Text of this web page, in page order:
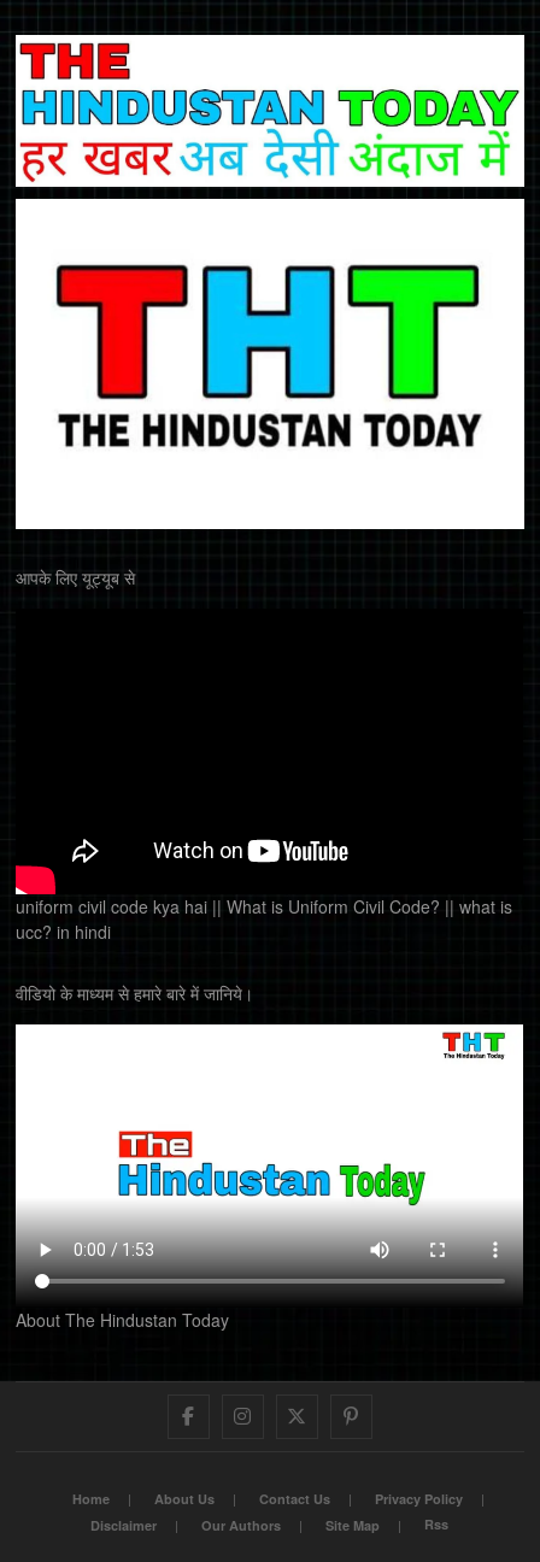
आपके लिए यूट्यूब से
uniform civil code kya hai || What is Uniform Civil Code? || what is
ucc? in hindi
वीडियो के माध्यम से हमारे बारे में जानिये।
About The Hindustan Today
FacebookInstagram
TwitterPinterest
Home About Us Contact Us
Privacy Policy
Disclaimer
Our Authors Site Map Rss